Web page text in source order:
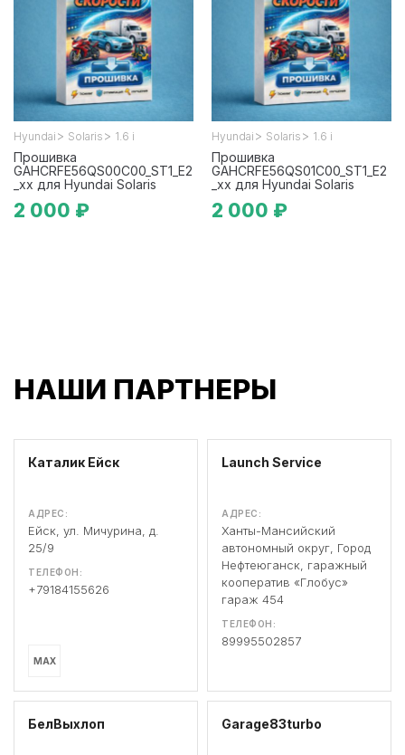
Hyundai > Solaris > 1.6 i
Прошивка
GAHCRFE56QS00C00_ST1_E2
_xx для Hyundai Solaris
2 000 ₽
Hyundai > Solaris > 1.6 i
Прошивка
GAHCRFE56QS01C00_ST1_E2
_xx для Hyundai Solaris
2 000 ₽
НАШИ ПАРТНЕРЫ
Каталик Ейск
АДРЕС:
Ейск, ул. Мичурина, д.
25/9
ТЕЛЕФОН:
+79184155626
MAX
Launch Service
АДРЕС:
Ханты-Мансийский
автономный округ, Город
Нефтеюганск, гаражный
кооператив «Глобус»
гараж 454
ТЕЛЕФОН:
89995502857
БелВыхлоп Garage83turbo